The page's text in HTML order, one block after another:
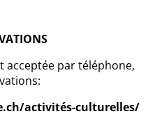
acceptée par téléphone,
activités-culturelles/